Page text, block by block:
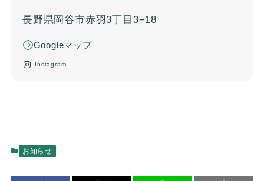
長野県岡谷市赤羽3丁目3−18
Googleマップ
Instagram
お知らせ